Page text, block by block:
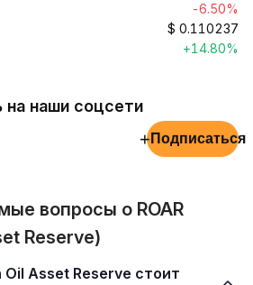
-6.50%
$ 0.110237
+14.80%
на наши соцсети
+ Подписаться
вопросы о ROAR
Reserve)